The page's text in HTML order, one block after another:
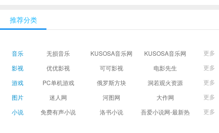
推荐分类
音乐 无损音乐 KUSOSA音乐网 KUSOSA音乐网
更多
影视
优优影视 可可影视 电影先生
更多
游戏
PC单机游戏 俄罗斯方块 洞若观火资源
更多
图片
迷人网 河图网 大作网
更多
小说
免费有声小说 洛书小说
吾爱小说网-最新热
更多